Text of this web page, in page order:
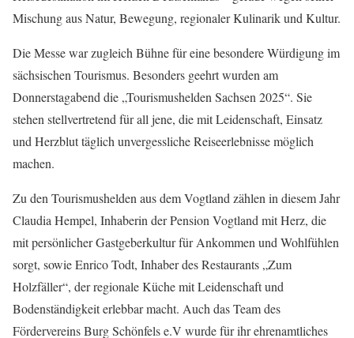
Mischung aus Natur, Bewegung, regionaler Kulinarik und Kultur.
Die Messe war zugleich Bühne für eine besondere Würdigung im
sächsischen Tourismus. Besonders geehrt wurden am
Donnerstagabend die „Tourismushelden Sachsen 2025“. Sie
stehen stellvertretend für all jene, die mit Leidenschaft, Einsatz
und Herzblut täglich unvergessliche Reiseerlebnisse möglich
machen.
Zu den Tourismushelden aus dem Vogtland zählen in diesem Jahr
Claudia Hempel, Inhaberin der Pension Vogtland mit Herz, die
mit persönlicher Gastgeberkultur für Ankommen und Wohlfühlen
sorgt, sowie Enrico Todt, Inhaber des Restaurants „Zum
Holzfäller“, der regionale Küche mit Leidenschaft und
Bodenständigkeit erlebbar macht. Auch das Team des
Fördervereins Burg Schönfels e.V wurde für ihr ehrenamtliches